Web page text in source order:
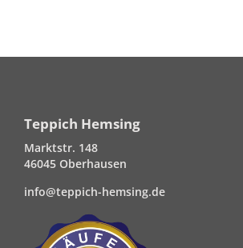
Teppich Hemsing
Marktstr. 148
46045 Oberhausen
info@teppich-hemsing.de